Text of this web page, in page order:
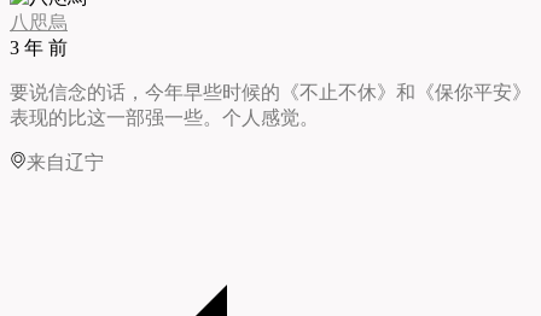
八咫烏
3 年 前
要说信念的话，今年早些时候的《不止不休》和《保你平安》
表现的比这一部强一些。个人感觉。
来自辽宁